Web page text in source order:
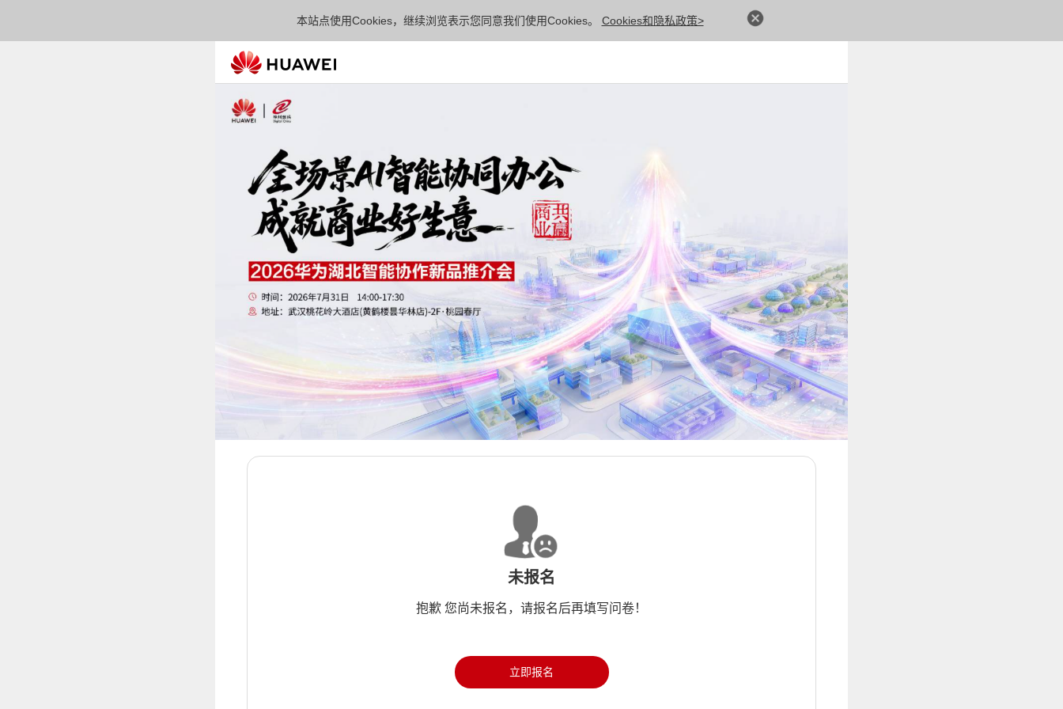
本站点使用Cookies，继续浏览表示您同意我们使用Cookies。 Cookies和隐私政策>
未报名
抱歉 您尚未报名，请报名后再填写问卷！
立即报名